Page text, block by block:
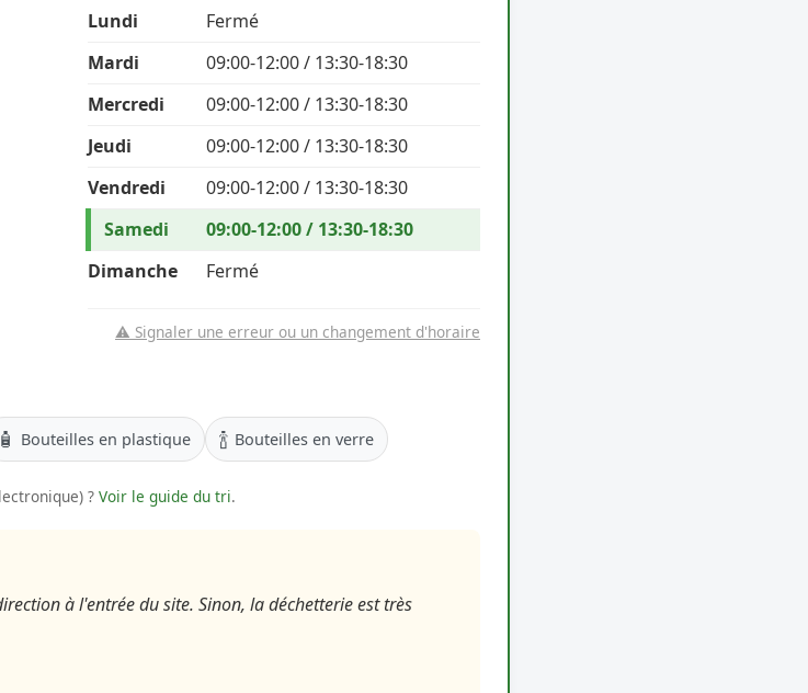
Lundi
Fermé
Mardi
09:00-12:00 / 13:30-18:30
Mercredi
09:00-12:00 / 13:30-18:30
Jeudi
09:00-12:00 / 13:30-18:30
Vendredi
09:00-12:00 / 13:30-18:30
Samedi
09:00-12:00 / 13:30-18:30
Dimanche
Fermé
⚠️ Signaler une erreur ou un changement d'horaire
🧴 Bouteilles en plastique 🍾 Bouteilles en verre
? Voir le guide du tri.
à l'entrée du site. Sinon, la déchetterie est très